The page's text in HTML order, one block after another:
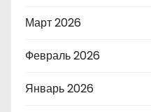
Март 2026
Февраль 2026
Январь 2026